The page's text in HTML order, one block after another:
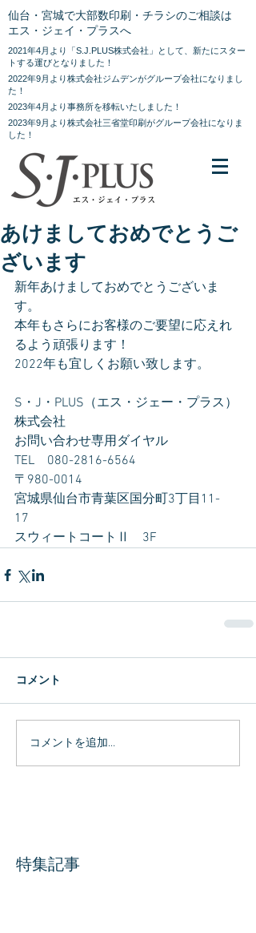
仙台・宮城で大部数印刷・チラシのご相談は
エス・ジェイ・プラスへ
2021年4月より「S.J.PLUS株式会社」として、新たにスター
トする運びとなりました！
2022年9月より株式会社ジムデンがグループ会社になりまし
た！
2023年4月より事務所を移転いたしました！
2023年9月より株式会社三省堂印刷がグループ会社になりま
した！
あけましておめでとうご
ざいます
新年あけましておめでとうございま
す。
本年もさらにお客様のご要望に応えれ
るよう頑張ります！
2022年も宜しくお願い致します。
S・J・PLUS（エス・ジェー・プラス）
株式会社
お問い合わせ専用ダイヤル
TEL　080-2816-6564
〒980-0014
宮城県仙台市青葉区国分町3丁目11-
17
スウィートコートⅡ　3F
コメント
コメントを追加…
特集記事